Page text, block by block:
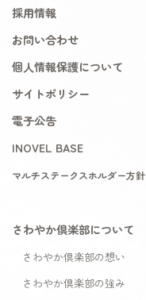
採用情報
お問い合わせ
個人情報保護について
サイトポリシー
電子公告
INOVEL BASE
マルチステークスホルダー方針
さわやか倶楽部について
さわやか倶楽部の想い
さわやか倶楽部の強み